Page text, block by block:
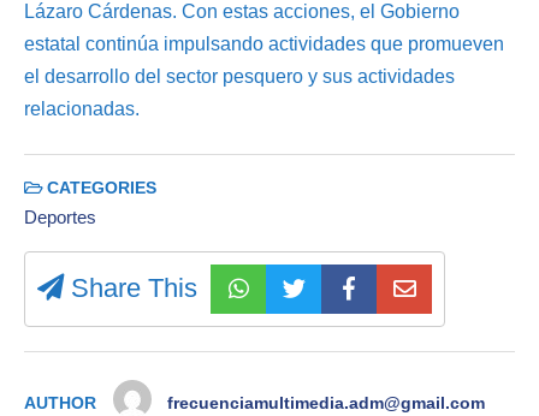
Lázaro Cárdenas. Con estas acciones, el Gobierno
estatal continúa impulsando actividades que promueven
el desarrollo del sector pesquero y sus actividades
relacionadas.
CATEGORIES
Deportes
Share This
AUTHOR frecuenciamultimedia.adm@gmail.com